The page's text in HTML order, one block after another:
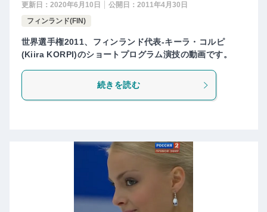
更新日： 2020年6月10日 公開日： 2011年4月30日
フィンランド(FIN)
世界選手権2011、フィンランド代表-キーラ・コルピ
(Kiira KORPI)のショートプログラム演技の動画です。
続きを読む